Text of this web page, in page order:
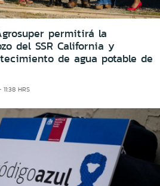
permitirá la
del SSR California y
de agua potable de
HRS